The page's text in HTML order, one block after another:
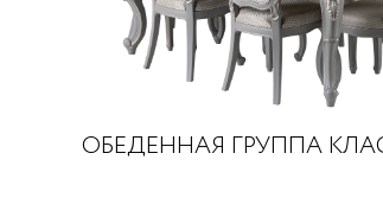
ОБЕДЕННАЯ ГРУППА